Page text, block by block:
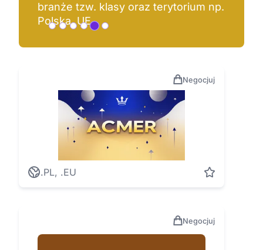
branże tzw. klasy oraz terytorium np.
Polska, UE.
Negocjuj
.PL, .EU
Negocjuj